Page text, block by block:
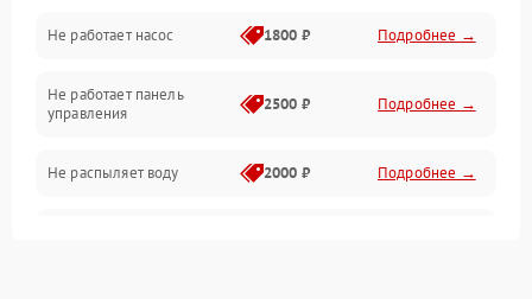
Вода
Гигиена
Программное обеспечение
Не работает насос 1800 ₽ Подробнее →
Не работает панель
управления
2500 ₽ Подробнее →
Не распыляет воду 2000 ₽ Подробнее →